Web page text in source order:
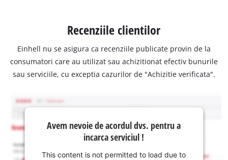
Recenziile clientilor
Einhell nu se asigura ca recenziile publicate provin de la
consumatori care au utilizat sau achizitionat efectiv bunurile
sau serviciile, cu exceptia cazurilor de "Achizitie verificata".
Avem nevoie de acordul dvs. pentru a
incarca serviciul !
This content is not permitted to load due to